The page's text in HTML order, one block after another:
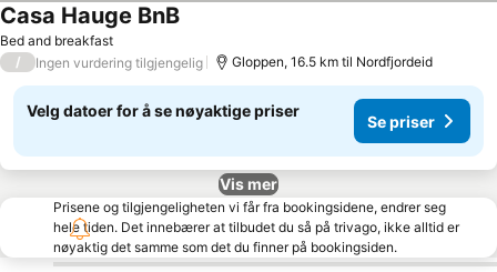
Bed and breakfast
Casa Hauge BnB
/ Ingen vurdering tilgjengelig Gloppen, 16.5 km til Nordfjordeid
Velg datoer for å se nøyaktige priser
Se priser
Vis mer
Prisene og tilgjengeligheten vi får fra bookingsidene, endrer seg
hele tiden. Det innebærer at tilbudet du så på trivago, ikke alltid er
nøyaktig det samme som det du finner på bookingsiden.